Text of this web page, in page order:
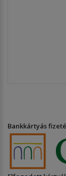
Bankkártyás